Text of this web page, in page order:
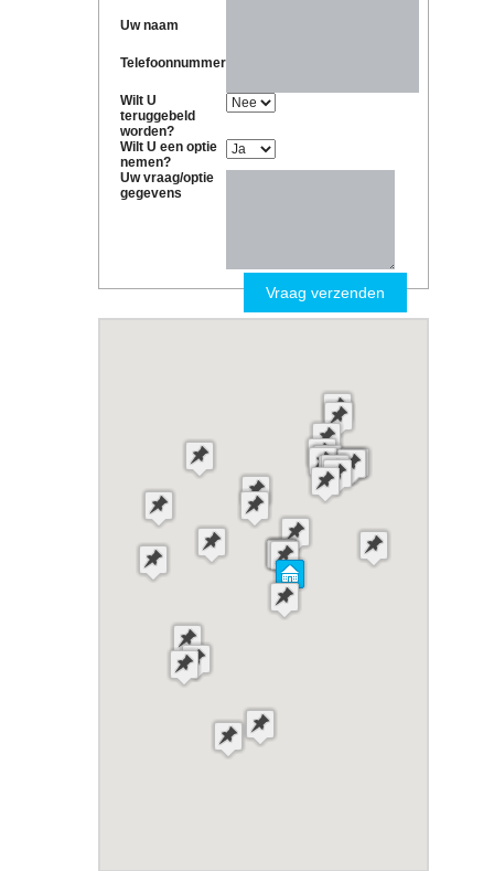
Uw naam
Telefoonnummer
Wilt U
teruggebeld
worden?
Wilt U een optie
nemen?
Uw vraag/optie
gegevens